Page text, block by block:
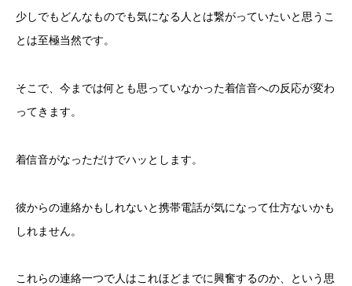
少しでもどんなものでも気になる人とは繋がっていたいと思うこ
とは至極当然です。
そこで、今までは何とも思っていなかった着信音への反応が変わ
ってきます。
着信音がなっただけでハッとします。
彼からの連絡かもしれないと携帯電話が気になって仕方ないかも
しれません。
これらの連絡一つで人はこれほどまでに興奮するのか、という思